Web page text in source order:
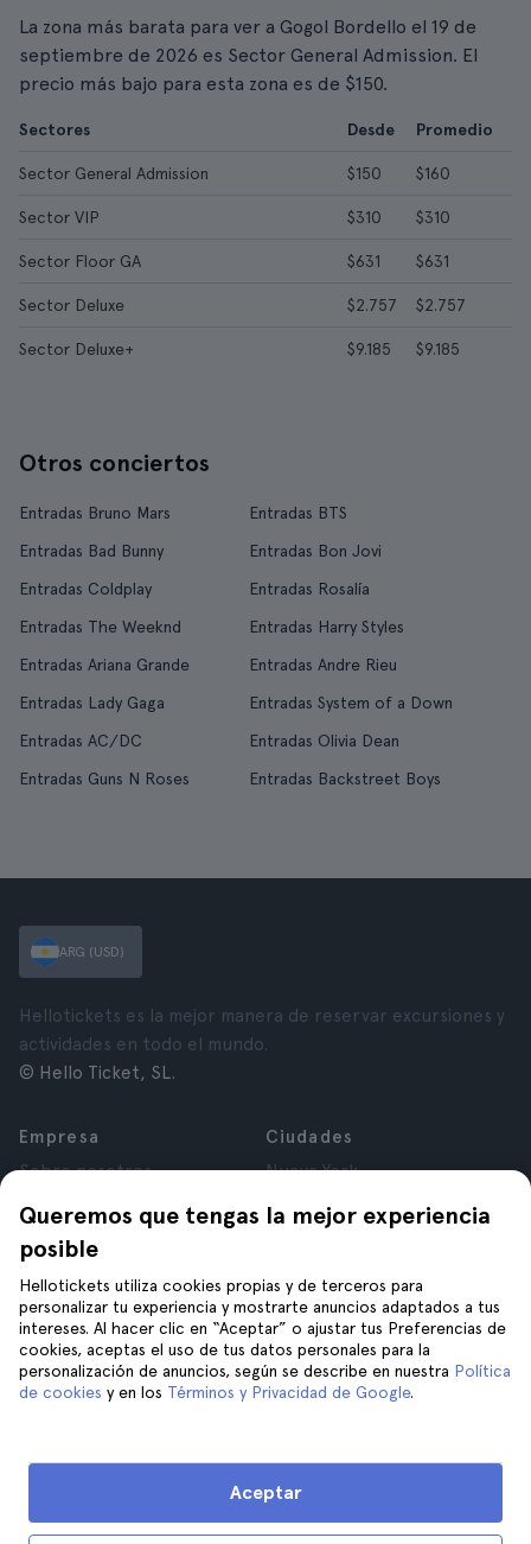
La zona más barata para ver a Gogol Bordello el 19 de
septiembre de 2026 es Sector General Admission. El
precio más bajo para esta zona es de $150.
Sectores Desde Promedio
Sector General Admission $150 $160
Sector VIP $310 $310
Sector Floor GA $631 $631
Sector Deluxe $2.757 $2.757
Sector Deluxe+ $9.185 $9.185
Otros conciertos
Entradas Bruno Mars
Entradas BTS
Entradas Bad Bunny
Entradas Bon Jovi
Entradas Coldplay
Entradas Rosalía
Entradas The Weeknd
Entradas Harry Styles
Entradas Ariana Grande
Entradas Andre Rieu
Entradas Lady Gaga
Entradas System of a Down
Entradas AC/DC
Entradas Olivia Dean
Entradas Guns N Roses
Entradas Backstreet Boys
Queremos que tengas la mejor experiencia
posible
Hellotickets utiliza cookies propias y de terceros para
personalizar tu experiencia y mostrarte anuncios adaptados a tus
intereses. Al hacer clic en “Aceptar” o ajustar tus Preferencias de
cookies, aceptas el uso de tus datos personales para la
personalización de anuncios, según se describe en nuestra Política
de cookies y en los Términos y Privacidad de Google.
Aceptar
ARG (USD)
Hellotickets es la mejor manera de reservar excursiones y
actividades en todo el mundo.
© Hello Ticket, SL.
Empresa
Sobre nosotros
Afiliados
Opiniones
Privacidad
Términos y Condiciones
Aviso Legal
Cookies
Ciudades
Nueva York
París
Granada
Cracovia
Tenerife
Ayuda